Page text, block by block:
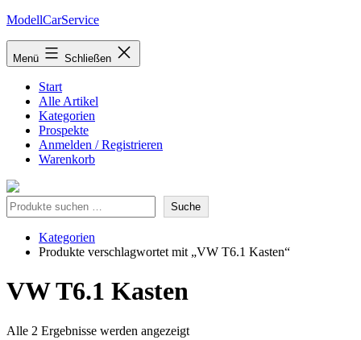
Zum
springen
ModellCarService
Menü Schließen
Start
Alle Artikel
Kategorien
Prospekte
Anmelden / Registrieren
Warenkorb
Suche Suche
Kategorien
Produkte verschlagwortet mit „VW T6.1 Kasten“
VW T6.1 Kasten
Alle 2 Ergebnisse werden angezeigtNach